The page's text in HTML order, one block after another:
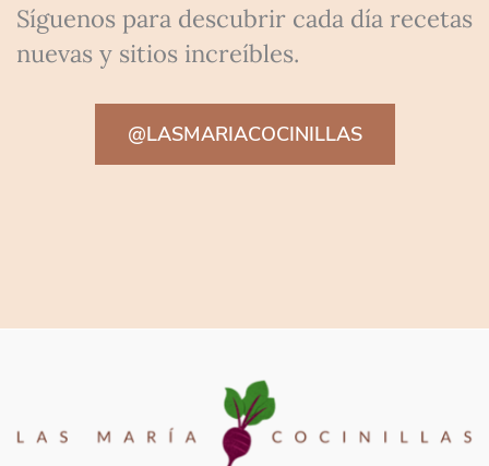
Síguenos para descubrir cada día recetas
nuevas y sitios increíbles.
@LASMARIACOCINILLAS